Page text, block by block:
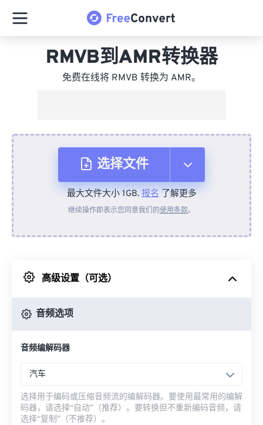
RMVB到AMR转换器
免费在线将 RMVB 转换为 AMR。
选择文件
从设备
来自 Google Drive
最大文件大小 1GB.报名了解更多
继续操作即表示您同意我们的使用条款。
高级设置（可选）
音频选项
音频编解码器
汽车
选择用于编码或压缩音频流的编解码器。要使用最常用的编解
码器，请选择“自动”（推荐）。要转换但不重新编码音频，请
选择“复制”（不推荐）。